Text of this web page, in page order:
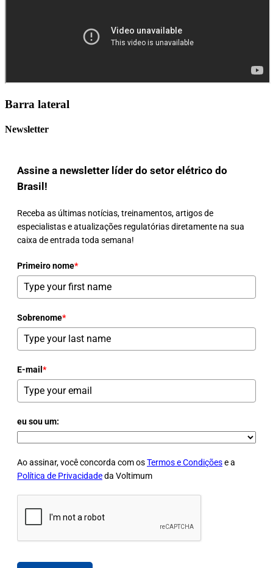
Barra lateral
Newsletter
Assine a newsletter líder do setor elétrico do
Brasil!
Receba as últimas notícias, treinamentos, artigos de
especialistas e atualizações regulatórias diretamente na sua
caixa de entrada toda semana!
Primeiro nome*
Sobrenome*
E-mail *
eu sou um:
Ao assinar, você concorda com osTermos e Condiçõese a
Política de Privacidadeda Voltimum